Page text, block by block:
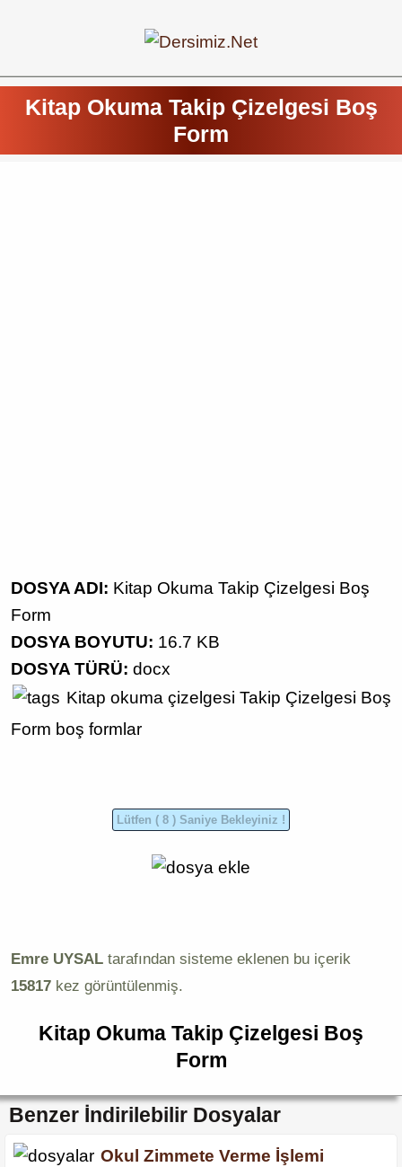
Kitap Okuma Takip Çizelgesi Boş
Form
DOSYA ADI: Kitap Okuma Takip Çizelgesi Boş
Form
DOSYA BOYUTU: 16.7 KB
DOSYA TÜRÜ: docx
Kitap okuma çizelgesi Takip Çizelgesi Boş
Form boş formlar
Emre UYSAL tarafından sisteme eklenen bu içerik
15817 kez görüntülenmiş.
Kitap Okuma Takip Çizelgesi Boş
Form
Benzer İndirilebilir Dosyalar
Okul Zimmete Verme İşlemi